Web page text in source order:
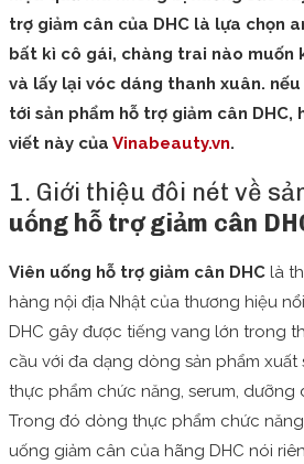
trợ giảm cân của DHC là lựa chọn
bất kì cô gái, chàng trai nào muốn
và lấy lại vóc dáng thanh xuân.
tới sản phẩm hỗ trợ giảm cân DHC,
viết này của Vinabeauty.vn.
1. Giới thiệu đôi nét về
uống hỗ trợ giảm cân
Viên uống hỗ trợ giảm cân DHC là
hàng nội địa Nhật của thương hiệu
DHC gây được tiếng vang lớn trong
cầu với đa dạng dòng sản phẩm xuất
thực phẩm chức năng, serum, dưỡng
Trong đó dòng thực phẩm chức
uống giảm cân của hãng DHC nói